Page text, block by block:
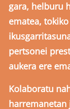
gara, helburu
ematea,
pertsonei
aukera ere
Kolaboratu
harremanetan